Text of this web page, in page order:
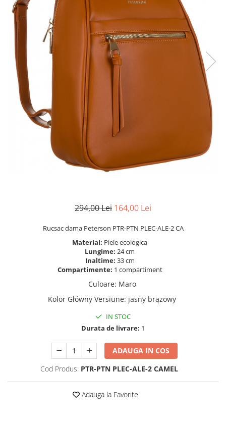
294,00 Lei 164,00 Lei
Rucsac dama Peterson PTR-PTN PLEC-ALE-2 CA
Material: Piele ecologica
Lungime: 24 cm
Inaltime: 33 cm
Compartimente: 1 compartiment
Culoare: Maro
Kolor Główny Versiune: jasny brązowy
IN STOC
Durata de livrare: 1
ADAUGA IN COS
Cod Produs: PTR-PTN PLEC-ALE-2 CAMEL
Adauga la Favorite